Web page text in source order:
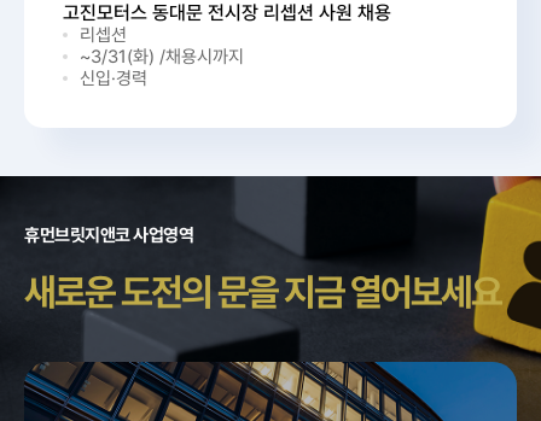
고진모터스 동대문 전시장 리셉션 사원 채용
리셉션
~3/31(화) /채용시까지
신입·경력
휴먼브릿지앤코 사업영역
새로운 도전의 문을 지금 열어보세요